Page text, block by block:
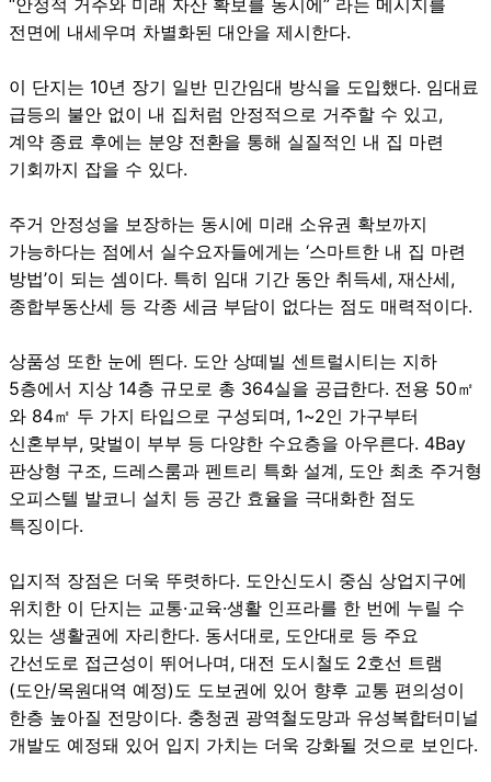
“안정적 거주와 미래 자산 확보를 동시에” 라는 메시지를
전면에 내세우며 차별화된 대안을 제시한다.
이 단지는 10년 장기 일반 민간임대 방식을 도입했다. 임대료
급등의 불안 없이 내 집처럼 안정적으로 거주할 수 있고,
계약 종료 후에는 분양 전환을 통해 실질적인 내 집 마련
기회까지 잡을 수 있다.
주거 안정성을 보장하는 동시에 미래 소유권 확보까지
가능하다는 점에서 실수요자들에게는 ‘스마트한 내 집 마련
방법’이 되는 셈이다. 특히 임대 기간 동안 취득세, 재산세,
종합부동산세 등 각종 세금 부담이 없다는 점도 매력적이다.
상품성 또한 눈에 띈다. 도안 상떼빌 센트럴시티는 지하
5층에서 지상 14층 규모로 총 364실을 공급한다. 전용 50㎡
와 84㎡ 두 가지 타입으로 구성되며, 1~2인 가구부터
신혼부부, 맞벌이 부부 등 다양한 수요층을 아우른다. 4Bay
판상형 구조, 드레스룸과 펜트리 특화 설계, 도안 최초 주거형
오피스텔 발코니 설치 등 공간 효율을 극대화한 점도
특징이다.
입지적 장점은 더욱 뚜렷하다. 도안신도시 중심 상업지구에
위치한 이 단지는 교통·교육·생활 인프라를 한 번에 누릴 수
있는 생활권에 자리한다. 동서대로, 도안대로 등 주요
간선도로 접근성이 뛰어나며, 대전 도시철도 2호선 트램
(도안/목원대역 예정)도 도보권에 있어 향후 교통 편의성이
한층 높아질 전망이다. 충청권 광역철도망과 유성복합터미널
개발도 예정돼 있어 입지 가치는 더욱 강화될 것으로 보인다.